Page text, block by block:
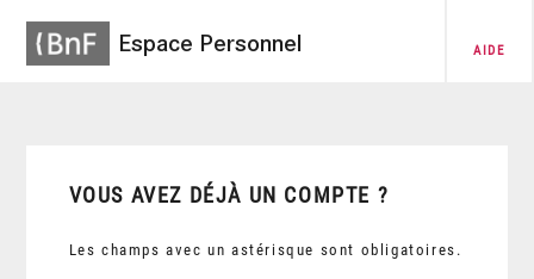
Espace Personnel AIDE
VOUS AVEZ DÉJÀ UN COMPTE ?
Les champs avec un astérisque sont obligatoires.